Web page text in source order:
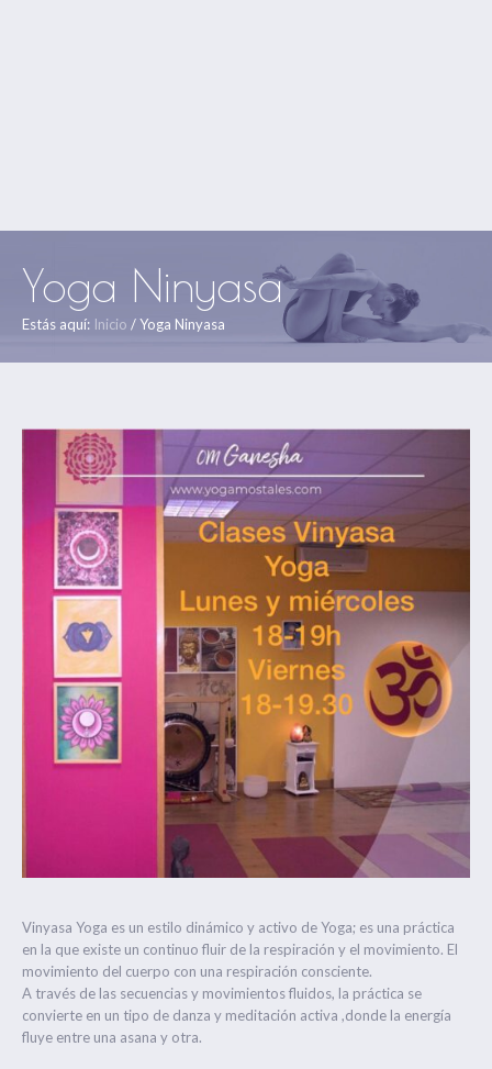
Yoga Ninyasa
Estás aquí: Inicio /Yoga Ninyasa
Vinyasa Yoga es un estilo dinámico y activo de Yoga; es una práctica
en la que existe un continuo fluir de la respiración y el movimiento. El
movimiento del cuerpo con una respiración consciente.
A través de las secuencias y movimientos fluidos, la práctica se
convierte en un tipo de danza y meditación activa ,donde la energía
fluye entre una asana y otra.